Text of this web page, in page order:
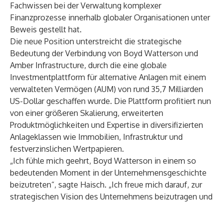
Fachwissen bei der Verwaltung komplexer
Finanzprozesse innerhalb globaler Organisationen unter
Beweis gestellt hat.
Die neue Position unterstreicht die strategische
Bedeutung der Verbindung von Boyd Watterson und
Amber Infrastructure, durch die eine globale
Investmentplattform für alternative Anlagen mit einem
verwalteten Vermögen (AUM) von rund 35,7 Milliarden
US-Dollar geschaffen wurde. Die Plattform profitiert nun
von einer größeren Skalierung, erweiterten
Produktmöglichkeiten und Expertise in diversifizierten
Anlageklassen wie Immobilien, Infrastruktur und
festverzinslichen Wertpapieren.
„Ich fühle mich geehrt, Boyd Watterson in einem so
bedeutenden Moment in der Unternehmensgeschichte
beizutreten“, sagte Haisch. „Ich freue mich darauf, zur
strategischen Vision des Unternehmens beizutragen und